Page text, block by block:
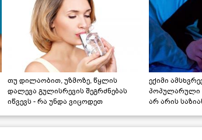
თუ დილაობით, უზმოზე, წყლის
დალევა გულისრევის შეგრძნებას
იწვევს - რა უნდა ვიცოდეთ
ექიმი
პოპულარული
არ არის